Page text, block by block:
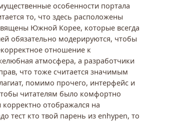
особенности портала
то, что здесь расположены
Южной Корее, которые всегда
обязательно модерируются, чтобы
отношение к
атмосфера, а разработчики
что тоже считается значимым
помимо прочего, интерфейс и
читателям было комфортно
корректно отображался на
тест кто твой парень из enhypen, то